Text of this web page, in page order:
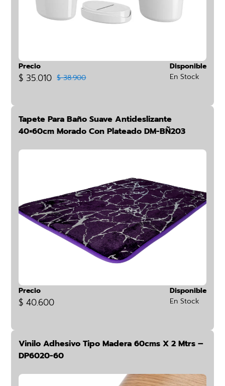
Precio
$ 35.010 $ 38.900
Disponible
En Stock
Tapete Para Baño Suave Antideslizante
40×60cm Morado Con Plateado DM-BÑ203
Precio
$ 40.600
Disponible
En Stock
Vinilo Adhesivo Tipo Madera 60cms X 2 Mtrs –
DP6020-60